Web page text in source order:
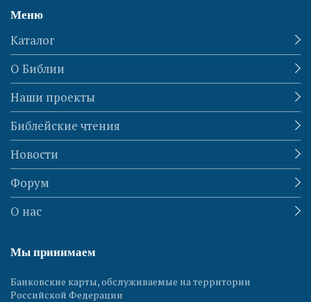
Меню
Каталог
О Библии
Наши проекты
Библейские чтения
Новости
Форум
О нас
Мы принимаем
Банковские карты, обслуживаемые на территории
Российской Федерации